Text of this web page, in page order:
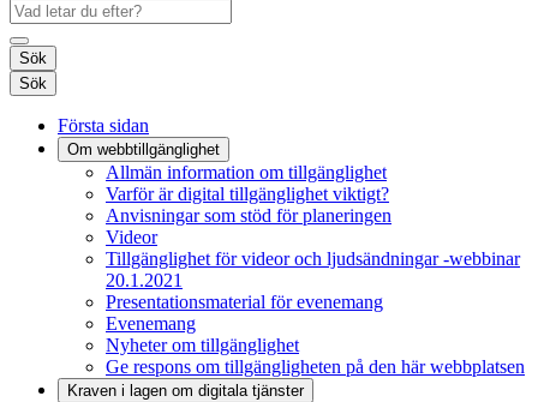
Sök
Sök
Första sidan
Om webbtillgänglighet
Allmän information om tillgänglighet
Varför är digital tillgänglighet viktigt?
Anvisningar som stöd för planeringen
Videor
Tillgänglighet för videor och ljudsändningar -webbinar
20.1.2021
Presentationsmaterial för evenemang
Evenemang
Nyheter om tillgänglighet
Ge respons om tillgängligheten på den här webbplatsen
Kraven i lagen om digitala tjänster